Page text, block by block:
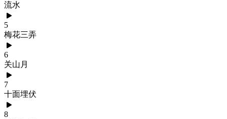
流水
5
梅花三弄
6
关山月
7
十面埋伏
8